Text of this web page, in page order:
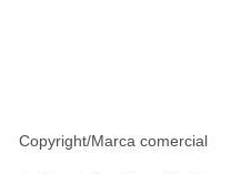
Copyright/Marca comercial